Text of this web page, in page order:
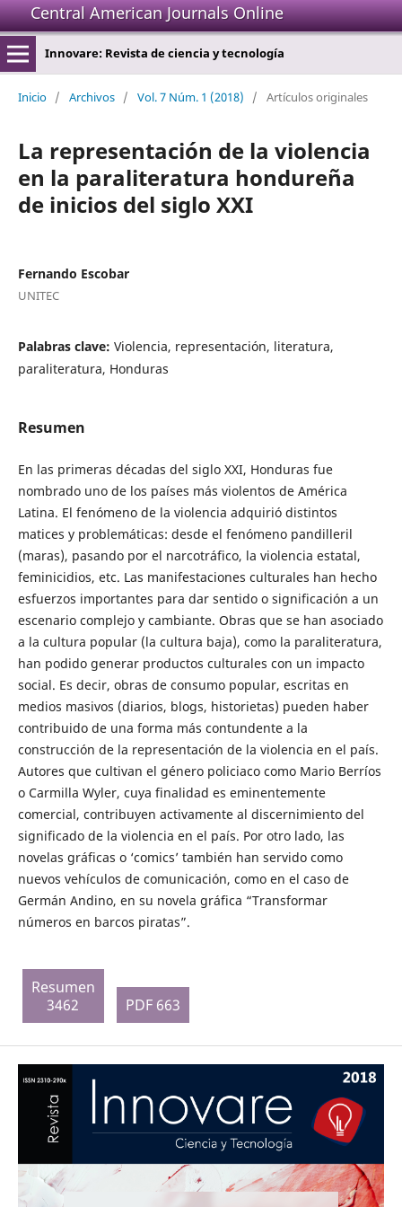
Central American Journals Online
Innovare: Revista de ciencia y tecnología
Inicio / Archivos / Vol. 7 Núm. 1 (2018) / Artículos originales
La representación de la violencia
en la paraliteratura hondureña
de inicios del siglo XXI
Fernando Escobar
UNITEC
Palabras clave: Violencia, representación, literatura,
paraliteratura, Honduras
Resumen
En las primeras décadas del siglo XXI, Honduras fue
nombrado uno de los países más violentos de América
Latina. El fenómeno de la violencia adquirió distintos
matices y problemáticas: desde el fenómeno pandilleril
(maras), pasando por el narcotráfico, la violencia estatal,
feminicidios, etc. Las manifestaciones culturales han hecho
esfuerzos importantes para dar sentido o significación a un
escenario complejo y cambiante. Obras que se han asociado
a la cultura popular (la cultura baja), como la paraliteratura,
han podido generar productos culturales con un impacto
social. Es decir, obras de consumo popular, escritas en
medios masivos (diarios, blogs, historietas) pueden haber
contribuido de una forma más contundente a la
construcción de la representación de la violencia en el país.
Autores que cultivan el género policiaco como Mario Berríos
o Carmilla Wyler, cuya finalidad es eminentemente
comercial, contribuyen activamente al discernimiento del
significado de la violencia en el país. Por otro lado, las
novelas gráficas o ‘comics’ también han servido como
nuevos vehículos de comunicación, como en el caso de
Germán Andino, en su novela gráfica “Transformar
números en barcos piratas”.
Resumen
3462
PDF 663